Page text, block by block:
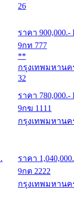
26
ราคา 900,000.-
9กท 777
**
กรุงเทพมหานค
32
ราคา 780,000.-
9กฆ 1111
กรุงเทพมหานค
ราคา 1,040,000
9กต 2222
กรุงเทพมหานค